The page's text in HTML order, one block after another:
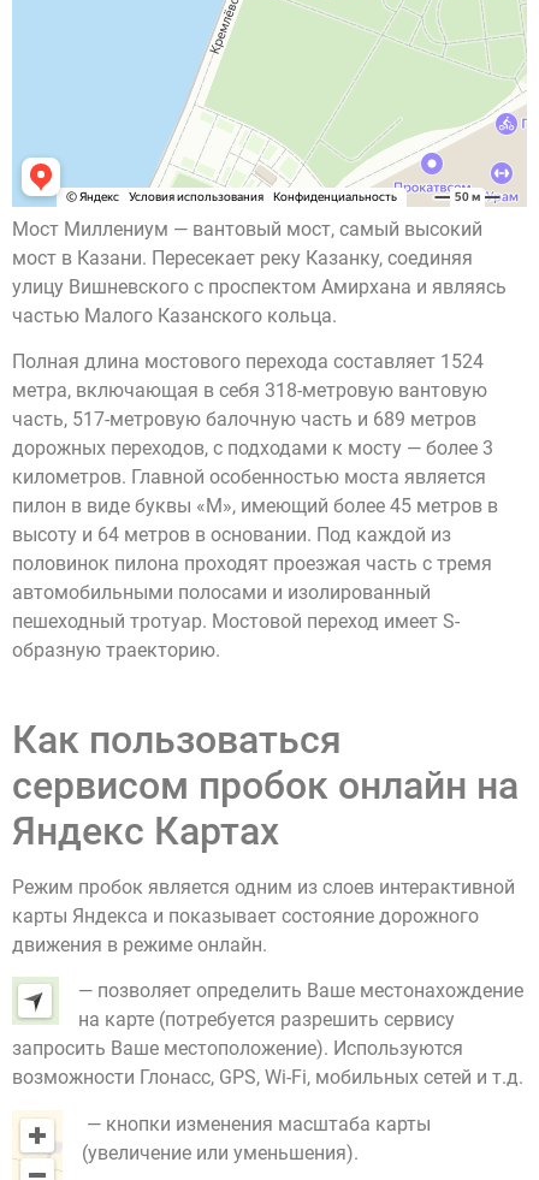
Мост Миллениум — вантовый мост, самый высокий
мост в Казани. Пересекает реку Казанку, соединяя
улицу Вишневского с проспектом Амирхана и являясь
частью Малого Казанского кольца.
Полная длина мостового перехода составляет 1524
метра, включающая в себя 318-метровую вантовую
часть, 517-метровую балочную часть и 689 метров
дорожных переходов, с подходами к мосту — более 3
километров. Главной особенностью моста является
пилон в виде буквы «М», имеющий более 45 метров в
высоту и 64 метров в основании. Под каждой из
половинок пилона проходят проезжая часть с тремя
автомобильными полосами и изолированный
пешеходный тротуар. Мостовой переход имеет S-
образную траекторию.
Как пользоваться
сервисом пробок онлайн на
Яндекс Картах
Режим пробок является одним из слоев интерактивной
карты Яндекса и показывает состояние дорожного
движения в режиме онлайн.
— позволяет определить Ваше местонахождение
на карте (потребуется разрешить сервису
запросить Ваше местоположение). Используются
возможности Глонасс, GPS, Wi-Fi, мобильных сетей и т.д.
— кнопки изменения масштаба карты
(увеличение или уменьшения).